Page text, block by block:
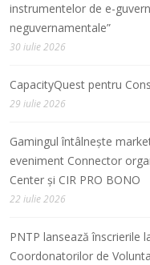
instrumentelor de e-
neguvernamentale”
30 iulie 2026
CapacityQuest pentru
29 iulie 2026
Gamingul întâlnește
eveniment Connector
Center și CIR PRO BONO
22 iulie 2026
PNTP lansează înscrierile
Coordonatorilor de